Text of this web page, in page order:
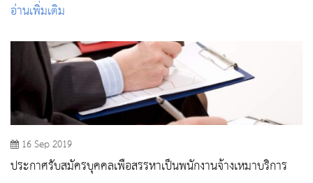
อ่านเพิ่มเติม
16 Sep 2019
ประกาศรับสมัครบุคคลเพื่อสรรหาเป็นพนักงานจ้างเหมาบริการ